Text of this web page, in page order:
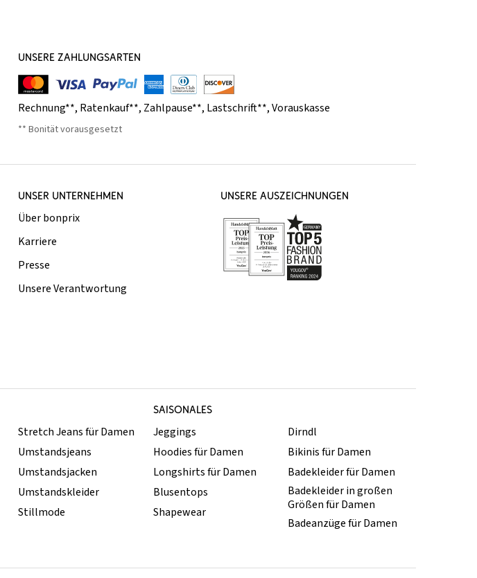
UNSERE ZAHLUNGSARTEN
Rechnung**, Ratenkauf**, Zahlpause**, Lastschrift**,Vorauskasse
** Bonität vorausgesetzt
UNSER UNTERNEHMEN
Über bonprix
Karriere
Presse
Unsere Verantwortung
UNSERE AUSZEICHNUNGEN
SAISONALES
Stretch Jeans für Damen
Umstandsjeans
Umstandsjacken
Umstandskleider
Stillmode
Jeggings
Hoodies für Damen
Longshirts für Damen
Blusentops
Shapewear
Dirndl
Bikinis für Damen
Badekleider für Damen
Badekleider in großen
Größen für Damen
Badeanzüge für Damen